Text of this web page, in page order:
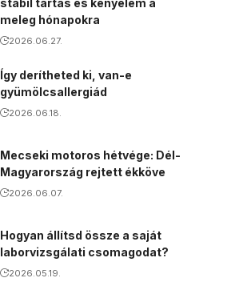
stabil tartás és kényelem a
meleg hónapokra
2026.06.27.
Így derítheted ki, van-e
gyümölcsallergiád
2026.06.18.
Mecseki motoros hétvége: Dél-
Magyarország rejtett ékköve
2026.06.07.
Hogyan állítsd össze a saját
laborvizsgálati csomagodat?
2026.05.19.